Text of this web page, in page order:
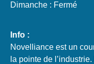
Dimanche : Fermé
Info :
Novelliance est un
la pointe de